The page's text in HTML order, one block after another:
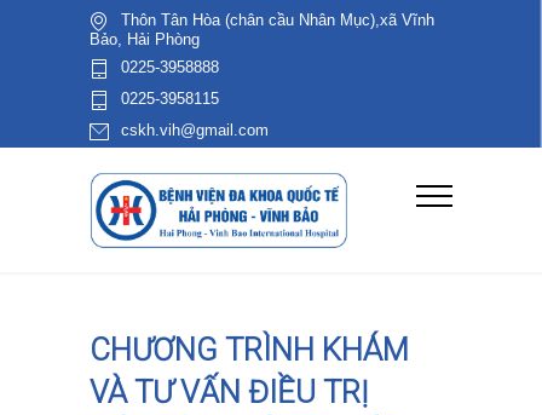
Thôn Tân Hòa (chân cầu Nhân Mục),xã Vĩnh
Bảo, Hải Phòng
0225-3958888
0225-3958115
cskh.vih@gmail.com
CHƯƠNG TRÌNH KHÁM
VÀ TƯ VẤN ĐIỀU TRỊ